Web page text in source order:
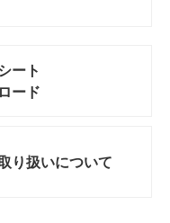
ート
ード
り扱いについて